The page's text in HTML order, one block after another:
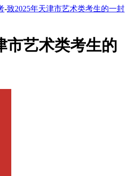
-致2025年天津市艺术类考生的一封
市艺术类考生的